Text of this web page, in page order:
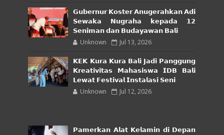
𝗚𝘂𝗯𝗲𝗿𝗻𝘂𝗿 𝗞𝗼𝘀𝘁𝗲𝗿 𝗔𝗻𝘂𝗴𝗲𝗿𝗮𝗵𝗸𝗮𝗻 𝗔𝗱𝗶
𝗦𝗲𝘄𝗮𝗸𝗮 𝗡𝘂𝗴𝗿𝗮𝗵𝗮 𝗸𝗲𝗽𝗮𝗱𝗮 𝟭𝟮
𝗦𝗲𝗻𝗶𝗺𝗮𝗻 𝗱𝗮𝗻 𝗕𝘂𝗱𝗮𝘆𝗮𝘄𝗮𝗻 𝗕𝗮𝗹𝗶
Unknown Jul 13, 2026
𝗞𝗘𝗞 𝗞𝘂𝗿𝗮 𝗞𝘂𝗿𝗮 𝗕𝗮𝗹𝗶 𝗝𝗮𝗱𝗶 𝗣𝗮𝗻𝗴𝗴𝘂𝗻𝗴
𝗞𝗿𝗲𝗮𝘁𝗶𝘃𝗶𝘁𝗮𝘀 𝗠𝗮𝗵𝗮𝘀𝗶𝘀𝘄𝗮 𝗜𝗗𝗕 𝗕𝗮𝗹𝗶
𝗟𝗲𝘄𝗮𝘁 𝗙𝗲𝘀𝘁𝗶𝘃𝗮𝗹 𝗜𝗻𝘀𝘁𝗮𝗹𝗮𝘀𝗶 𝗦𝗲𝗻𝗶
Unknown Jul 12, 2026
𝗣𝗮𝗺𝗲𝗿𝗸𝗮𝗻 𝗔𝗹𝗮𝘁 𝗞𝗲𝗹𝗮𝗺𝗶𝗻 𝗱𝗶 𝗗𝗲𝗽𝗮𝗻